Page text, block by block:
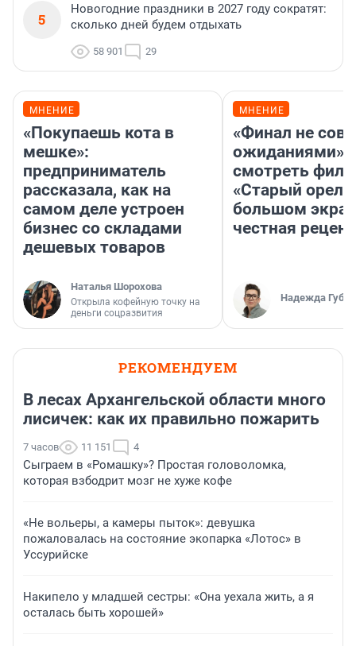
5
Новогодние праздники в 2027 году сократят:
сколько дней будем отдыхать
58 901 29
МНЕНИЕ
«Покупаешь кота в
мешке»:
предприниматель
рассказала, как на
самом деле устроен
бизнес со складами
дешевых товаров
Наталья Шорохова
Открыла кофейную точку на
деньги соцразвития
МНЕНИЕ
«Финал не
ожиданиями»:
смотреть
«Старый орел»
большом
честная
Надежда
РЕКОМЕНДУЕМ
В лесах Архангельской области много
лисичек: как их правильно пожарить
7 часов 11 151 4
Сыграем в «Ромашку»? Простая головоломка,
которая взбодрит мозг не хуже кофе
«Не вольеры, а камеры пыток»: девушка
пожаловалась на состояние экопарка «Лотос» в
Уссурийске
Накипело у младшей сестры: «Она уехала жить, а я
осталась быть хорошей»